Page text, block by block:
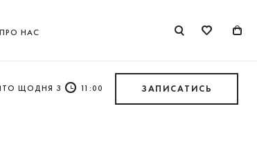
ПРО НАС
ЩОДНЯ З 11:00 ЗАПИСАТИСЬ